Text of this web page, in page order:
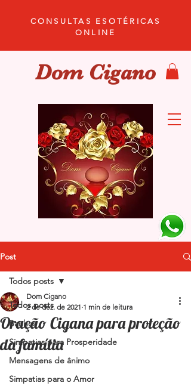
Dom Cigano
CONSULTAS ESOTÉRICAS
ONLINE
Post
Todos posts
Banhos
Simpatias para Prosperidade
Mensagens de ânimo
Simpatias para o Amor
Todos posts
Oração Cigana para proteção
da família
Dom Cigano
2 de dez. de 2021 1 min de leitura